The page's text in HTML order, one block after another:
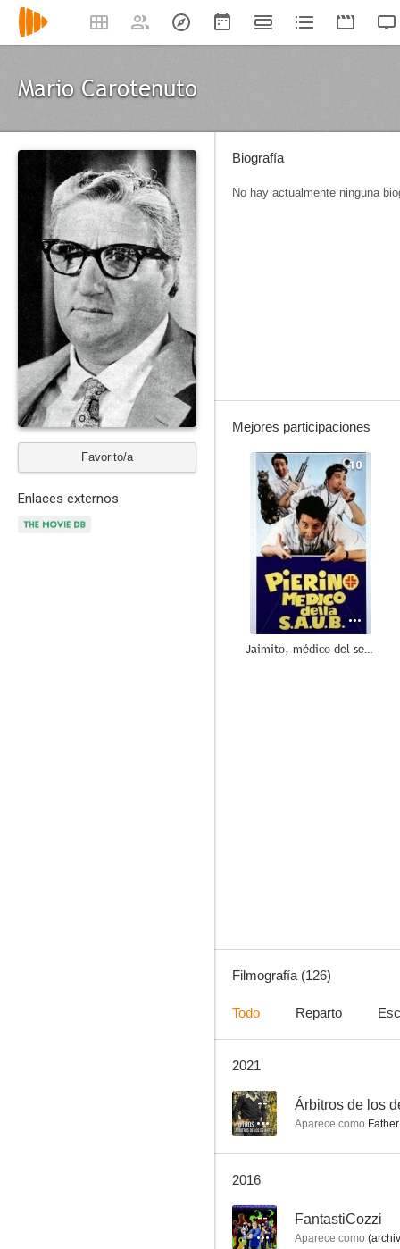
Mario Carotenuto
Favorito/a
Enlaces externos
Biografía
No hay actualmente ninguna
Mejores participaciones
10
Jaimito, médico del seguro
El Capitán Fantasma
5.0
Filmografía (126)
Todo Reparto
2021
-- Árbitros de los
Aparece como
2016
-- FantastiCozzi
Aparece como